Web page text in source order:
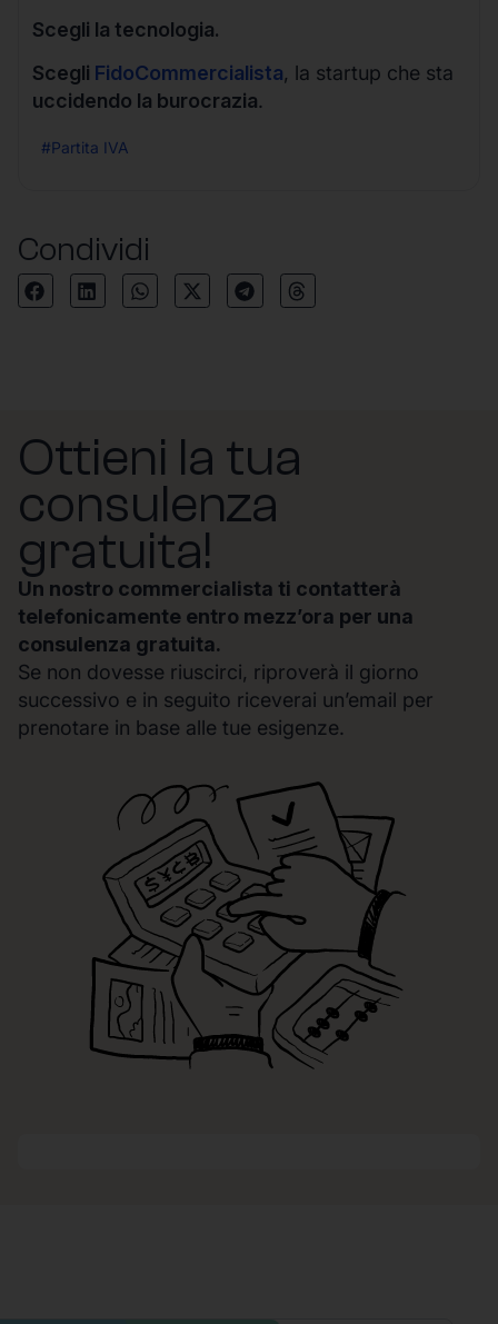
Scegli la tecnologia.
Scegli FidoCommercialista, la startup che sta
uccidendo la burocrazia.
#Partita IVA
Condividi
Ottieni la tua
consulenza
gratuita!
Un nostro commercialista ti contatterà
telefonicamente entro mezz’ora per una
consulenza gratuita.
Se non dovesse riuscirci, riproverà il giorno
successivo e in seguito riceverai un’email per
prenotare in base alle tue esigenze.